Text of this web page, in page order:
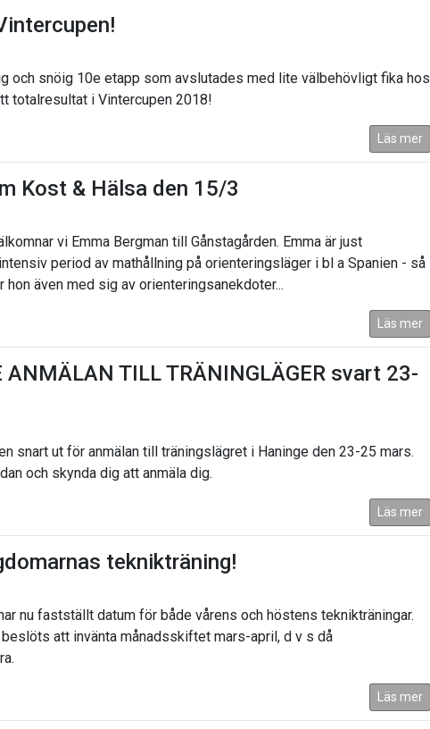
och snöig 10e etapp som avslutades med lite välbehövligt fika hos
totalresultat i Vintercupen 2018!
Läs mer
Kost & Hälsa den 15/3
vi Emma Bergman till Gånstagården. Emma är just
period av mathållning på orienteringsläger i bl a Spanien - så
även med sig av orienteringsanekdoter...
Läs mer
ANMÄLAN TILL TRÄNINGLÄGER svart 23-
snart ut för anmälan till träningslägret i Haninge den 23-25 mars.
och skynda dig att anmäla dig.
Läs mer
teknikträning!
nu fastställt datum för både vårens och höstens teknikträningar.
att invänta månadsskiftet mars-april, d v s då
Läs mer